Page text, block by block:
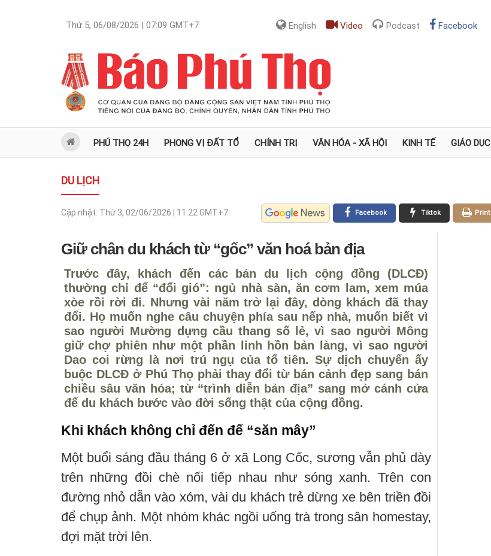
Thứ 5, 06/08/2026 | 07:09 GMT+7 English Video Podcast Facebook
PHÚ THỌ 24H PHONG VỊ ĐẤT TỔ CHÍNH TRỊ VĂN HÓA - XÃ HỘI KINH TẾ GIÁO DỤC
DU LỊCH
Cập nhật: Thứ 3, 02/06/2026 | 11:22 GMT+7 Print
Tiktok
Facebook
Giữ chân du khách từ “gốc” văn hoá bản địa
Trước đây, khách đến các bản du lịch cộng đồng (DLCĐ)
thường chỉ để “đổi gió”: ngủ nhà sàn, ăn cơm lam, xem múa
xòe rồi rời đi. Nhưng vài năm trở lại đây, dòng khách đã thay
đổi. Họ muốn nghe câu chuyện phía sau nếp nhà, muốn biết vì
sao người Mường dựng cầu thang số lẻ, vì sao người Mông
giữ chợ phiên như một phần linh hồn bản làng, vì sao người
Dao coi rừng là nơi trú ngụ của tổ tiên. Sự dịch chuyển ấy
buộc DLCĐ ở Phú Thọ phải thay đổi từ bán cảnh đẹp sang bán
chiều sâu văn hóa; từ “trình diễn bản địa” sang mở cánh cửa
để du khách bước vào đời sống thật của cộng đồng.
Khi khách không chỉ đến để “săn mây”
Một buổi sáng đầu tháng 6 ở xã Long Cốc, sương vẫn phủ dày
trên những đồi chè nối tiếp nhau như sóng xanh. Trên con
đường nhỏ dẫn vào xóm, vài du khách trẻ dừng xe bên triền đồi
để chụp ảnh. Một nhóm khác ngồi uống trà trong sân homestay,
đợi mặt trời lên.